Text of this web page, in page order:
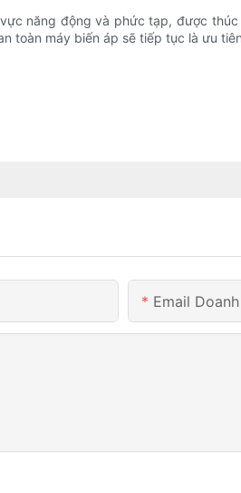
năng động và phức tạp, được
toàn máy biến áp sẽ tiếp tục là ưu
Email